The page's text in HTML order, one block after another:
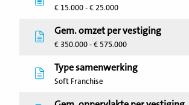
€ 15.000 - € 25.000
Gem. omzet per vestiging
€ 350.000 - € 575.000
Type samenwerking
Soft Franchise